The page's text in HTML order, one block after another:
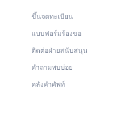
ขึ้นจดทะเบียน
แบบฟอร์มร้องขอ
ติดต่อฝ่ายสนับสนุน
คำถามพบบ่อย
คลังคำศัพท์